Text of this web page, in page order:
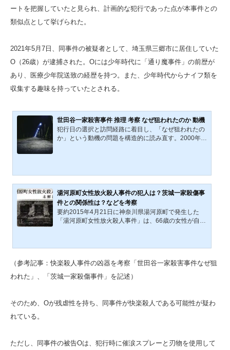
ートを把握していたと見られ、計画的な犯行であった点が本事件との
類似点として挙げられた。
2021年5月7日、同事件の被疑者として、埼玉県三郷市に居住していた
O（26歳）が逮捕された。Oには少年時代に「通り魔事件」の前歴が
あり、医療少年院送致の経歴を持つ。また、少年時代からナイフ類を
収集する趣味を持っていたとされる。
世田谷一家殺害事件 推理 考察 なぜ狙われたのか 動機
犯行日の選択と訪問経路に着目し、「なぜ狙われたの
か」という動機の問題を構造的に読み直す。2000年1
が狙われたのか」という問題を改めて検証する。従来
語られてきた流し犯・快楽犯・プロ犯説を再検討し、
面識や怨恨という動機の可能性について、統計資料や
既存報道も踏まえなが...
湯河原町女性放火殺人事件の犯人は？茨城一家殺傷事
件との関係性は？などを考察
要約2015年4月21日に神奈川県湯河原町で発生した
「湯河原町女性放火殺人事件」は、66歳の女性が自宅
された極めて残忍な未解決事件である。事件当日未明
で61歳男性が鉄パイプ状の凶器で襲撃される事件も発
生しており、両事件は動機不明・犯行手口の異常性な
どから同一犯の可能性が高いとされる。また、ネット
告Oと同一人物ではない...
（参考記事：快楽殺人事件の凶器を考察「世田谷一家殺害事件なぜ狙
われた」、「茨城一家殺傷事件」を記述）
そのため、Oが残虐性を持ち、同事件が快楽殺人である可能性が疑わ
れている。
ただし、同事件の被告Oは、犯行時に催涙スプレーと刃物を使用して